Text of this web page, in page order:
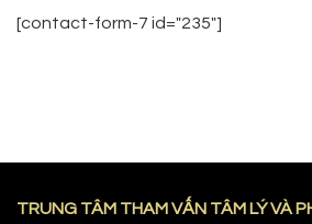
[contact-form-7 id="235"]
TRUNG TÂM THAM VẤN TÂM LÝ VÀ